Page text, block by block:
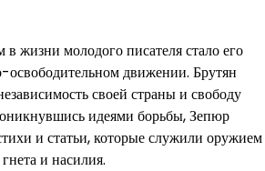
жизни молодого писателя стало его
освободительном движении. Брутян
своей страны и свободу
идеями борьбы, Зепюр
и статьи, которые служили оружием
и насилия.